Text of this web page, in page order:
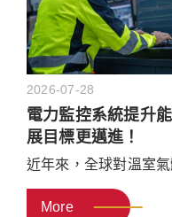
2026-07-28
電力監控系統提升
展目標更邁進！
近年來，全球對溫室
上工業用電成本不斷
皆受到影響。為了達
More